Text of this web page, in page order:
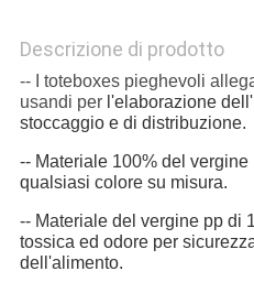
Descrizione di prodotto
-- I toteboxes pieghevoli
usandi per l'elaborazione
stoccaggio e di distribuzione.
-- Materiale 100% del
qualsiasi colore su misura.
-- Materiale del vergine pp di
tossica ed odore per
dell'alimento.